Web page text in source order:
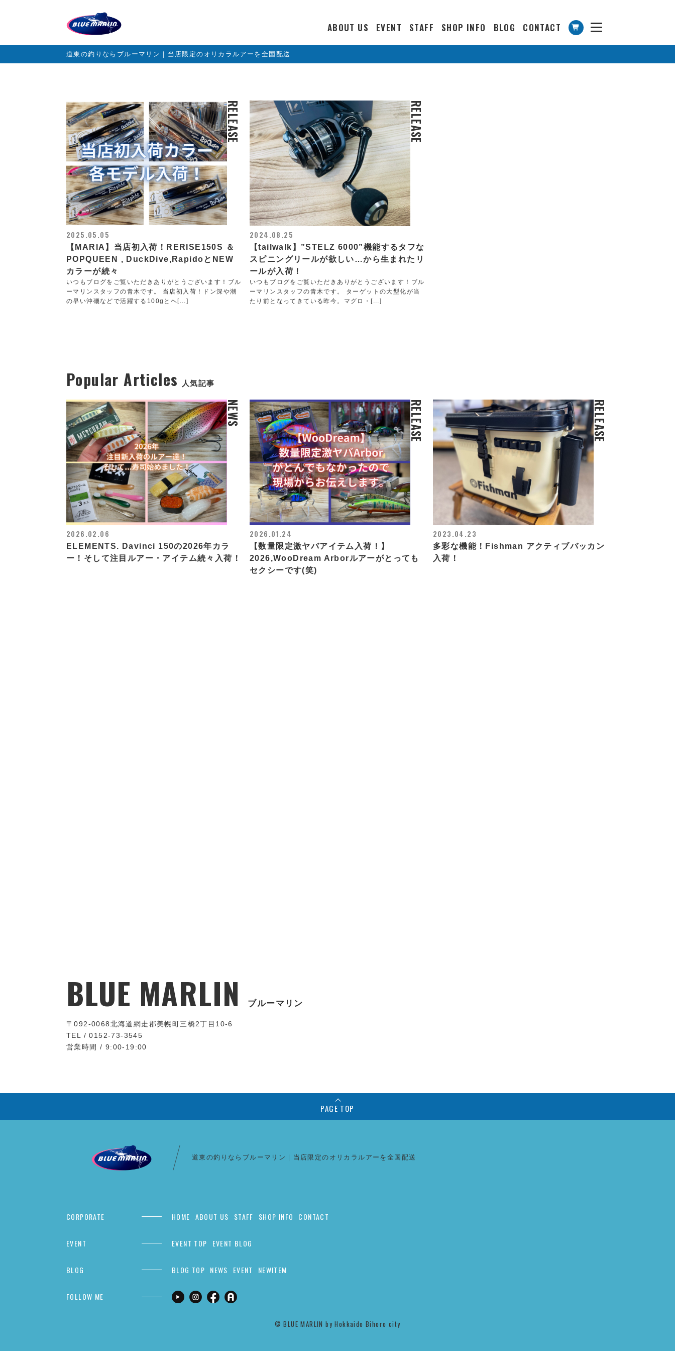
ABOUT US EVENT STAFF SHOP INFO BLOG CONTACT
道東の釣りならブルーマリン｜当店限定のオリカラルアーを全国配送
RELEASE
2025.05.05
【MARIA】当店初入荷！RERISE150S ＆
POPQUEEN , DuckDive,RapidoとNEW
カラーが続々
いつもブログをご覧いただきありがとうございます！ブル
ーマリンスタッフの青木です。 当店初入荷！ドン深や潮
の早い沖磯などで活躍する100gとヘ[...]
RELEASE
2024.08.25
【tailwalk】”STELZ 6000”機能するタフな
スピニングリールが欲しい…から生まれたリ
ールが入荷！
いつもブログをご覧いただきありがとうございます！ブル
ーマリンスタッフの青木です。 ターゲットの大型化が当
たり前となってきている昨今。マグロ・[...]
Popular Articles 人気記事
NEWS
2026.02.06
ELEMENTS. Davinci 150の2026年カラ
ー！そして注目ルアー・アイテム続々入荷！
RELEASE
2026.01.24
【数量限定激ヤバアイテム入荷！】
2026,WooDream Arborルアーがとっても
セクシーです(笑)
RELEASE
2023.04.23
多彩な機能！Fishman アクティブバッカン
入荷！
BLUE MARLIN ブルーマリン
〒092-0068北海道網走郡美幌町三橋2丁目10-6
TEL / 0152-73-3545
営業時間 / 9:00-19:00
PAGE TOP
道東の釣りならブルーマリン｜当店限定のオリカラルアーを全国配送
CORPORATE HOME ABOUT US STAFF SHOP INFO CONTACT
EVENT EVENT TOP EVENT BLOG
BLOG BLOG TOP NEWS EVENT NEWITEM
FOLLOW ME
©︎ BLUE MARLIN by Hokkaido Bihoro city